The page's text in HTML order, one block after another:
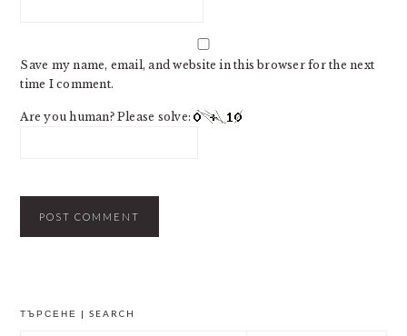
Save my name, email, and website in this browser for the next
time I comment.
Are you human? Please solve:
ТЪРСЕНЕ | SEARCH